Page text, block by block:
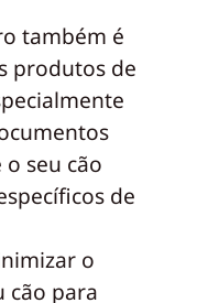
também é
produtos de
seu cão
de
o
cão para